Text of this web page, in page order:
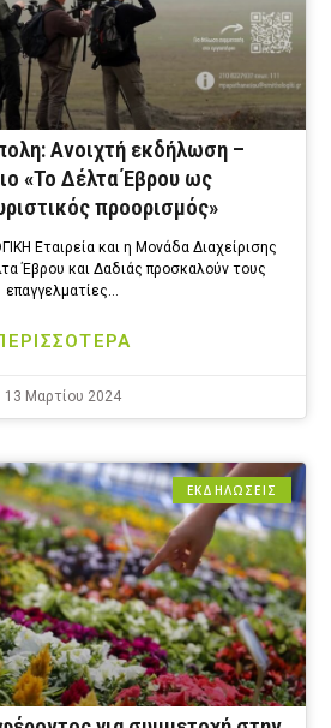
Ανοιχτή εκδήλωση –
«Το Δέλτα Έβρου ως
προορισμός»
Εταιρεία και η Μονάδα Διαχείρισης
Έβρου και Δαδιάς προσκαλούν τους
επαγγελματίες…
13 Μαρτίου 2024
ΕΚΔΗΛΩΣΕΙΣ